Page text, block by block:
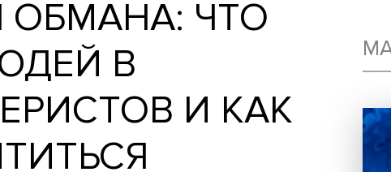
ОБМАНА: ЧТО
В